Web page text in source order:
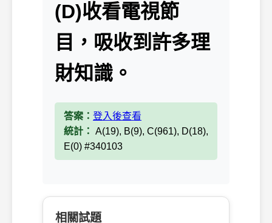
(D)收看電視節
目，吸收到許多理
財知識。
答案： 登入後查看
統計： A(19), B(9), C(961), D(18),
E(0) #340103
相關試題